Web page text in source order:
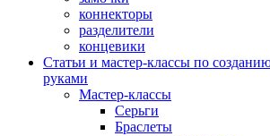
коннекторы
разделители
концевики
Статьи и мастер-классы по
руками
Мастер-классы
Серьги
Браслеты